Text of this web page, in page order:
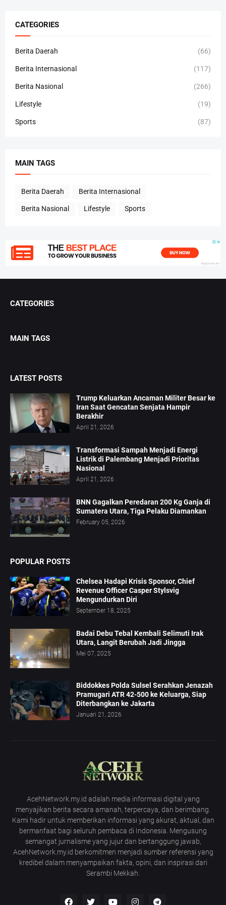
CATEGORIES
Berita Daerah (66)
Berita Internasional (117)
Berita Nasional (266)
Lifestyle (19)
Sports (87)
MAIN TAGS
Berita Daerah Berita Internasional
Berita Nasional Lifestyle Sports
CATEGORIES
MAIN TAGS
LATEST POSTS
Trump Keluarkan Ancaman Militer Besar ke
Iran Saat Gencatan Senjata Hampir
Berakhir
April 21, 2026
Transformasi Sampah Menjadi Energi
Listrik di Palembang Menjadi Prioritas
Nasional
April 21, 2026
BNN Gagalkan Peredaran 200 Kg Ganja di
Sumatera Utara, Tiga Pelaku Diamankan
February 05, 2026
POPULAR POSTS
Chelsea Hadapi Krisis Sponsor, Chief
Revenue Officer Casper Stylsvig
Mengundurkan Diri
September 18, 2025
Badai Debu Tebal Kembali Selimuti Irak
Utara, Langit Berubah Jadi Jingga
Mei 07, 2025
Biddokkes Polda Sulsel Serahkan Jenazah
Pramugari ATR 42-500 ke Keluarga, Siap
Diterbangkan ke Jakarta
Januari 21, 2026
AcehNetwork.my.id adalah media informasi digital yang
menyajikan berita secara amanah, terpercaya, dan berimbang.
Kami hadir untuk memberikan informasi yang akurat, aktual, dan
bermanfaat bagi seluruh pembaca di Indonesia. Mengusung
semangat jurnalisme yang jujur dan bertanggung jawab,
AcehNetwork.my.id berkomitmen menjadi sumber referensi yang
kredibel dalam menyampaikan fakta, opini, dan inspirasi dari
Serambi Mekkah.